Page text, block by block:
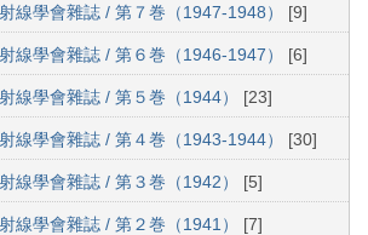
線學會雜誌 / 第７巻（1947-1948） [9]
線學會雜誌 / 第６巻（1946-1947） [6]
線學會雜誌 / 第５巻（1944） [23]
線學會雜誌 / 第４巻（1943-1944） [30]
線學會雜誌 / 第３巻（1942） [5]
線學會雜誌 / 第２巻（1941） [7]